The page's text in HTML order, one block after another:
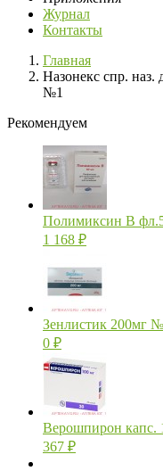
Журнал
Контакты
Главная
Назонекс спр. наз.
№1
Рекомендуем
Полимиксин В
1 168 ₽
Зенлистик 200мг
0 ₽
Верошпирон капс.
367 ₽